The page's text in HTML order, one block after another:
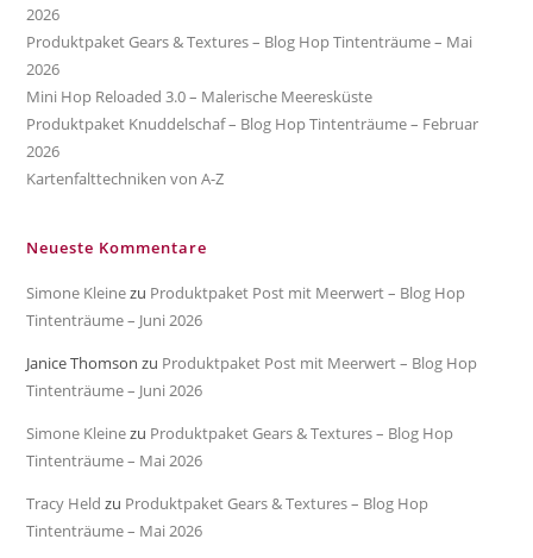
2026
Produktpaket Gears & Textures – Blog Hop Tintenträume – Mai
2026
Mini Hop Reloaded 3.0 – Malerische Meeresküste
Produktpaket Knuddelschaf – Blog Hop Tintenträume – Februar
2026
Kartenfalttechniken von A-Z
Neueste Kommentare
Simone Kleinezu Produktpaket Post mit Meerwert – Blog Hop
Tintenträume – Juni 2026
Janice Thomson zu Produktpaket Post mit Meerwert – Blog Hop
Tintenträume – Juni 2026
Simone Kleinezu Produktpaket Gears & Textures – Blog Hop
Tintenträume – Mai 2026
Tracy Held zu Produktpaket Gears & Textures – Blog Hop
Tintenträume – Mai 2026